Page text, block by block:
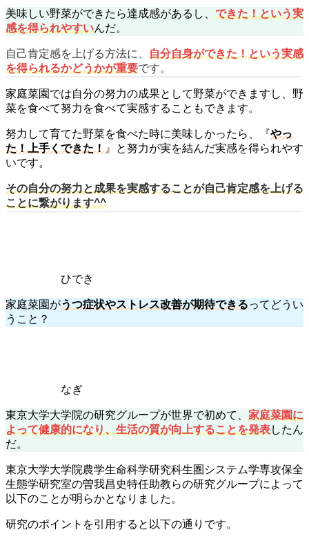
美味しい野菜ができたら達成感があるし、 できた！という実
感を得られやすいんだ。
自己肯定感を上げる方法に、 自分自身ができた！という実感
を得られるかどうかが重要です。
家庭菜園では自分の努力の成果として野菜ができますし、野
菜を食べて努力を食べて実感することもできます。
努力して育てた野菜を食べた時に美味しかったら、『やっ
た！上手くできた！』と努力が実を結んだ実感を得られやす
いです。
その自分の努力と成果を実感することが自己肯定感を上げる
ことに繋がります^^
ひでき
家庭菜園がうつ症状やストレス改善が期待できるってどうい
うこと？
なぎ
東京大学大学院の研究グループが世界で初めて、 家庭菜園に
よって健康的になり、生活の質が向上することを発表したん
だ。
東京大学大学院農学生命科学研究科生圏システム学専攻保全
生態学研究室の曽我昌史特任助教らの研究グループによって
以下のことが明らかとなりました。
研究のポイントを引用すると以下の通りです。